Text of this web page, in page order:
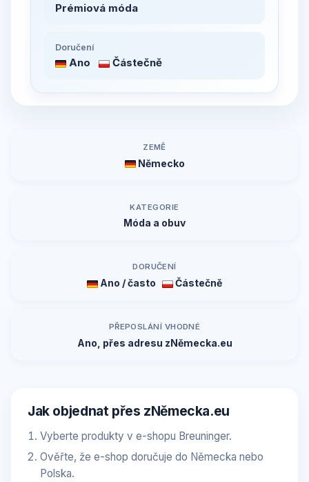
Prémiová móda
Doručení
Ano Částečně
ZEMĚ
Německo
KATEGORIE
Móda a obuv
DORUČENÍ
Ano / často Částečně
PŘEPOSLÁNÍ VHODNÉ
Ano, přes adresu zNěmecka.eu
Jak objednat přes zNěmecka.eu
Vyberte produkty v e-shopu Breuninger.
Ověřte, že e-shop doručuje do Německa nebo
Polska.